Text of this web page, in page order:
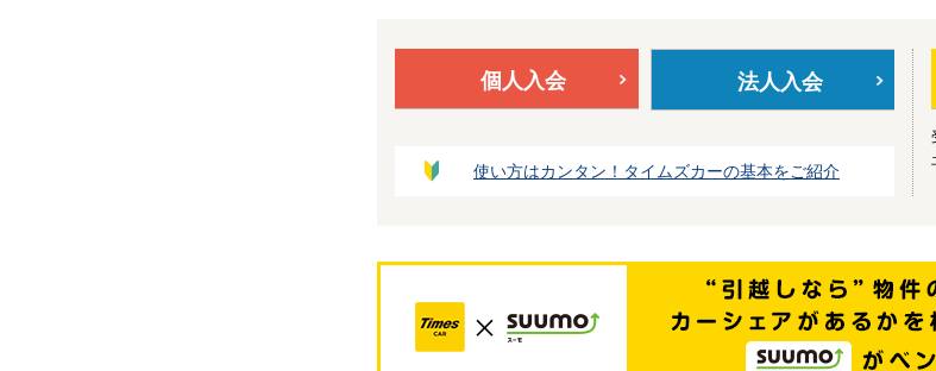
個人入会 法人入会
使い方はカンタン！タイムズカーの基本をご紹介